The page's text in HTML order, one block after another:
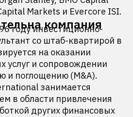
Markets и Evercore ISI.
компания
году инвестиционно-
со штаб-квартирой в
на оказании
услуг и сопровождении
и поглощению (M&A).
занимается
в области привлечения
других финансовых